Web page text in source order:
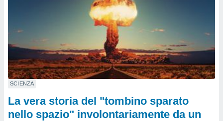
SCIENZA
La vera storia del "tombino sparato
nello spazio" involontariamente da un